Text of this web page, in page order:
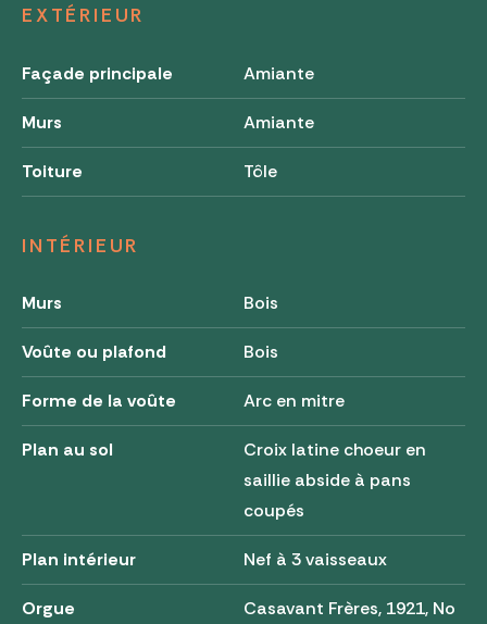
EXTÉRIEUR
Façade principale Amiante
Murs Amiante
Toiture Tôle
INTÉRIEUR
Murs Bois
Voûte ou plafond Bois
Forme de la voûte Arc en mitre
Plan au sol
Croix latine choeur en
saillie abside à pans
coupés
Plan intérieur Nef à 3 vaisseaux
Orgue
Casavant Frères, 1921, No